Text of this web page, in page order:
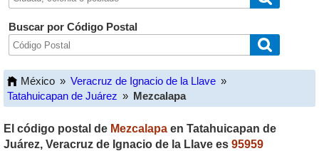
Buscar por Código Postal
México » Veracruz de Ignacio de la Llave »
Tatahuicapan de Juárez » Mezcalapa
El código postal de Mezcalapa en Tatahuicapan de
Juárez, Veracruz de Ignacio de la Llave es 95959